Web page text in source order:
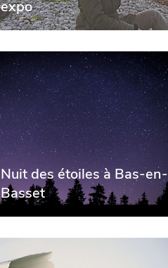
expo
Nuit des étoiles à Bas-en-
Basset